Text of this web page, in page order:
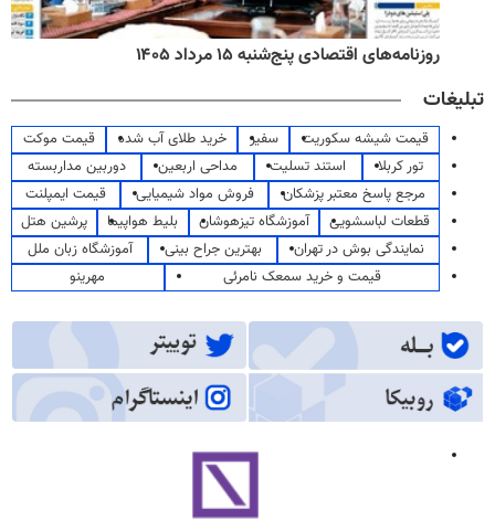
روزنامه‌های اقتصادی پنج‌شنبه ۱۵ مرداد ۱۴۰۵
تبلیغات
قیمت شیشه سکوریت سفیر خرید طلای آب شده
قیمت موکت
تور کربلا
استند تسلیت مداحی اربعین
دوربین مداربسته
مرجع پاسخ معتبر پزشکان
فروش مواد شیمیایی
قیمت ایمپلنت
قطعات لباسشویی
آموزشگاه تیزهوشان بلیط هواپیما
پرشین هتل
نمایندگی بوش در تهران
بهترین جراح بینی
آموزشگاه زبان ملل
قیمت و خرید سمعک نامرئی
مهرینو